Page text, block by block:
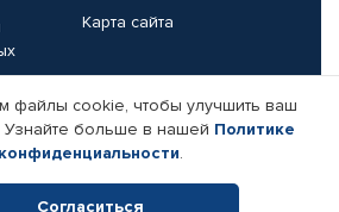
Карта сайта
Реквизиты компании
файлы cookie, чтобы улучшить ваш
Узнайте больше в нашей Политике
конфиденциальности.
Согласиться